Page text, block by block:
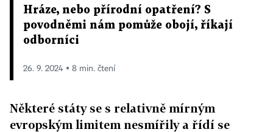
Hráze, nebo přírodní opatření? S
povodněmi nám pomůže obojí, říkají
odborníci
26. 9. 2024 ▪ 8 min. čtení
Některé státy se s relativně mírným
evropským limitem nesmířily a řídí se